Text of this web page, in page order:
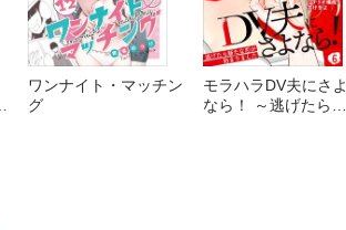
ワンナイト・マッチン
グ
モラハラDV夫にさよ
なら！ ～逃げたら新